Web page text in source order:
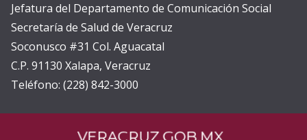
Jefatura del Departamento de Comunicación Social
Secretaría de Salud de Veracruz
Soconusco #31 Col. Aguacatal
C.P. 91130 Xalapa, Veracruz
Teléfono: (228) 842-3000